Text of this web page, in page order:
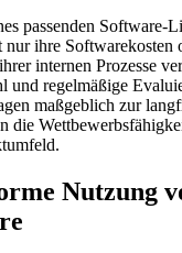
passenden Software-
ihre Softwarekosten
internen Prozesse
und regelmäßige
maßgeblich zur
die
Nutzung